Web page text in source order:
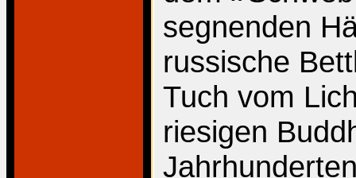
segnenden
russische
Tuch vom
riesigen